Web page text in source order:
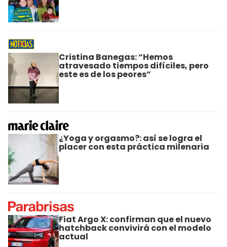
Cristina Banegas: “Hemos
atravesado tiempos difíciles, pero
este es de los peores”
¿Yoga y orgasmo?: así se logra el
placer con esta práctica milenaria
Fiat Argo X: confirman que el nuevo
hatchback convivirá con el modelo
actual